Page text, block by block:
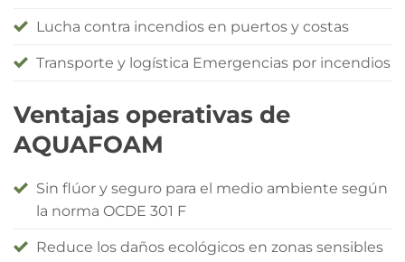
Lucha contra incendios en puertos y costas
Transporte y logística Emergencias por incendios
Ventajas operativas de
AQUAFOAM
Sin flúor y seguro para el medio ambiente según
la norma OCDE 301 F
Reduce los daños ecológicos en zonas sensibles